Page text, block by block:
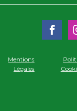
Mentions
Légales